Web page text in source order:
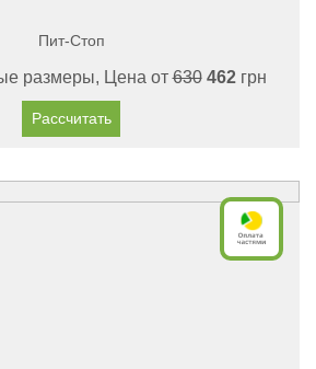
Пит-Стоп
размеры, Цена от630 462грн
Рассчитать